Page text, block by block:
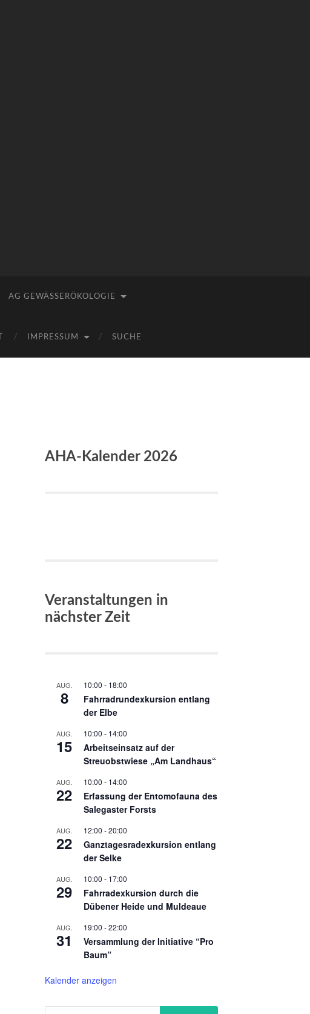
AG GEWÄSSERÖKOLOGIE
IMPRESSUM SUCHE
AHA-Kalender 2026
Veranstaltungen in
nächster Zeit
AUG.
8
10:00 - 18:00
Fahrradrundexkursion entlang
der Elbe
AUG.
15
10:00 - 14:00
Arbeitseinsatz auf der
Streuobstwiese „Am Landhaus“
AUG.
22
10:00 - 14:00
Erfassung der Entomofauna des
Salegaster Forsts
AUG.
22
12:00 -20:00
Ganztagesradexkursion entlang
der Selke
AUG.
29
10:00 - 17:00
Fahrradexkursion durch die
Dübener Heide und Muldeaue
AUG.
31
19:00 -22:00
Versammlung der Initiative “Pro
Baum”
Kalender anzeigen